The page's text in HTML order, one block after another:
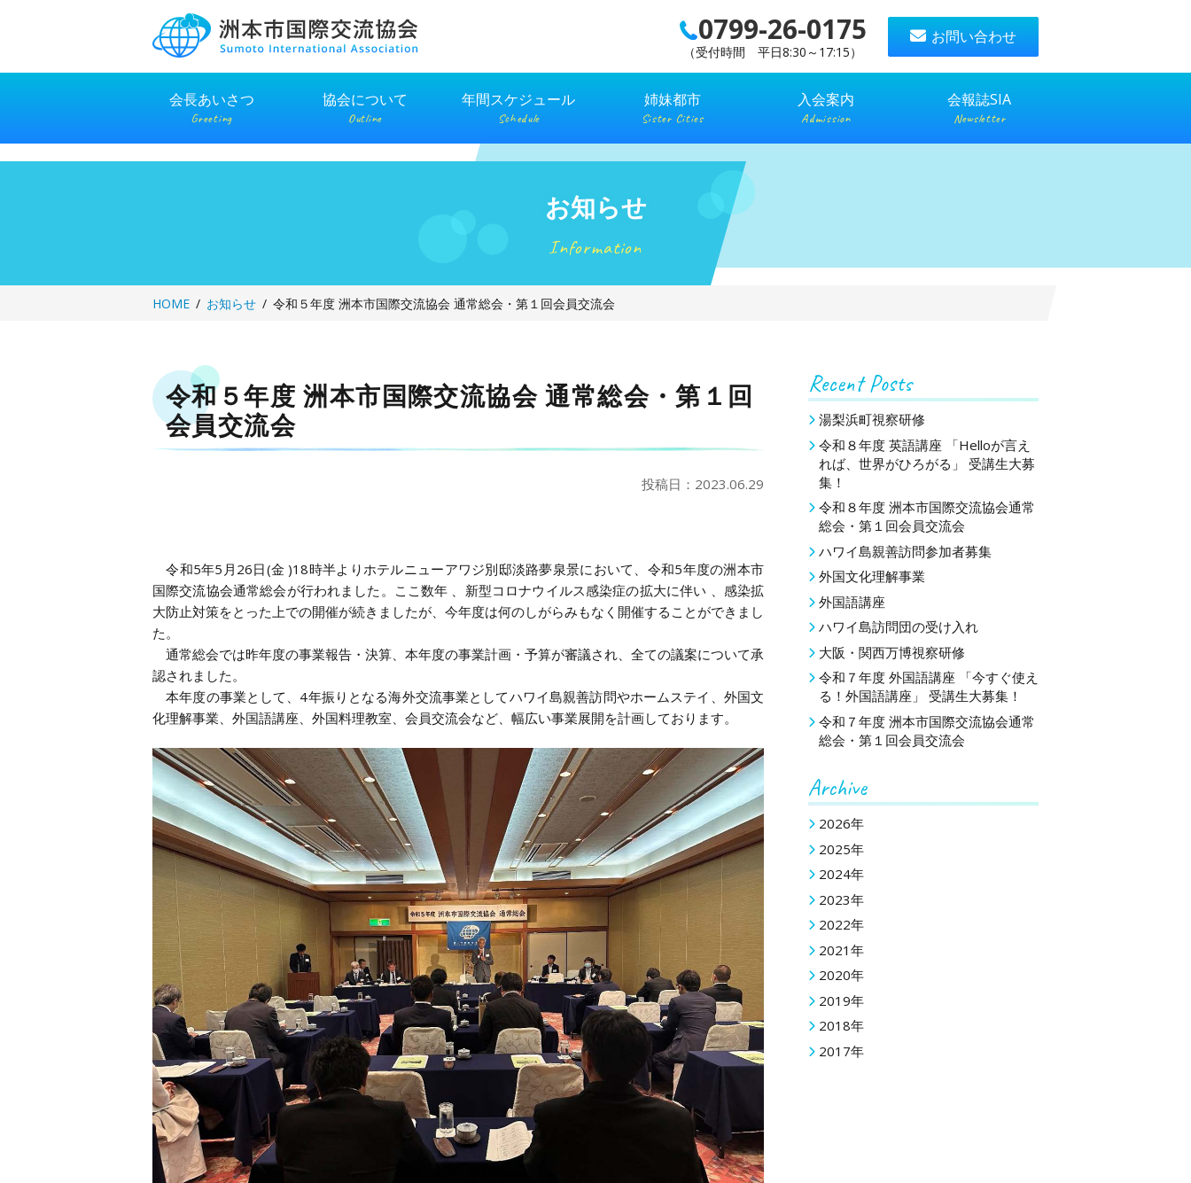
0799-26-0175
（受付時間 平日8:30～17:15）
お問い合わせ
会長あいさつ
Greeting
協会について
Outline
年間スケジュール
Schedule
姉妹都市
Sister Cities
入会案内
Admission
会報誌SIA
Newsletter
お知らせ
Information
HOME お知らせ 令和５年度 洲本市国際交流協会 通常総会・第１回会員交流会
令和５年度 洲本市国際交流協会 通常総会・第１回
会員交流会
投稿日：2023.06.29
令和5年5月26日(金 )18時半よりホテルニューアワジ別邸淡路夢泉景において、令和5年度の洲本市
国際交流協会通常総会が行われました。ここ数年 、新型コロナウイルス感染症の拡大に伴い 、感染拡
大防止対策をとった上での開催が続きましたが、今年度は何のしがらみもなく開催することができまし
た。
通常総会では昨年度の事業報告・決算、本年度の事業計画・予算が審議され、全ての議案について承
認されました。
本年度の事業として、4年振りとなる海外交流事業としてハワイ島親善訪問やホームステイ、外国文
化理解事業、外国語講座、外国料理教室、会員交流会など、幅広い事業展開を計画しております。
Recent Posts
湯梨浜町視察研修
令和８年度 英語講座 「Helloが言え
れば、世界がひろがる」 受講生大募
集！
令和８年度 洲本市国際交流協会通常
総会・第１回会員交流会
ハワイ島親善訪問参加者募集
外国文化理解事業
外国語講座
ハワイ島訪問団の受け入れ
大阪・関西万博視察研修
令和７年度 外国語講座 「今すぐ使え
る！外国語講座」 受講生大募集！
令和７年度 洲本市国際交流協会通常
総会・第１回会員交流会
Archive
2026年
2025年
2024年
2023年
2022年
2021年
2020年
2019年
2018年
2017年